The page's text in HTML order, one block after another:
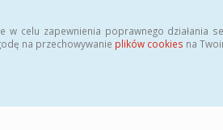
celu zapewnienia poprawnego działania
na przechowywanie plików cookies na